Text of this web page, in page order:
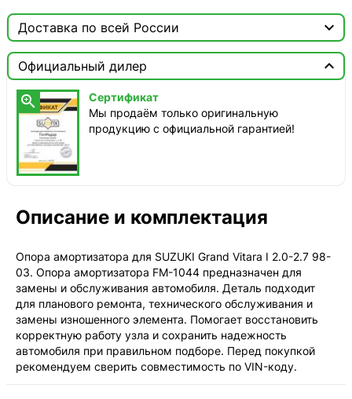
Доставка по всей России 
 Москва
ТопРадар — Курьер
сегодня, от 350 ₽
ТопРадар — Самовывоз
сегодня, бесплатно
наб. Бережковская, д. 20, стр. 19
1-3 дня, от 385 ₽
Официальный дилер


Сертификат
Мы продаём только оригинальную
продукцию с официальной гарантией!
Описание и комплектация
Опора амортизатора для SUZUKI Grand Vitara I 2.0-2.7 98-
03. Опора амортизатора FM-1044 предназначен для
замены и обслуживания автомобиля. Деталь подходит
для планового ремонта, технического обслуживания и
замены изношенного элемента. Помогает восстановить
корректную работу узла и сохранить надежность
автомобиля при правильном подборе. Перед покупкой
рекомендуем сверить совместимость по VIN-коду.